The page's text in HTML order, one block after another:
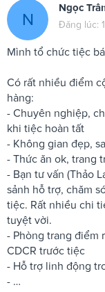
N
Ngọc
Đăng lúc:
Mình tổ chức tiệc
Có rất nhiều điểm
hàng:
- Chuyên nghiệp,
khi tiệc hoàn tất
- Không gian đẹp,
- Thức ăn ok, trang
- Bạn tư vấn (Thảo
sảnh hỗ trợ, chăm
tiệc. Rất nhiều chi
tuyệt vời.
- Phòng trang điểm
CDCR trước tiệc
- Hỗ trợ linh động
- …